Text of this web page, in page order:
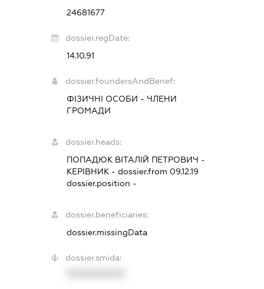
24681677
dossier.regDate:
14.10.91
dossier.foundersAndBenef:
ФІЗИЧНІ ОСОБИ - ЧЛЕНИ
ГРОМАДИ
dossier.heads:
ПОПАДЮК ВІТАЛІЙ ПЕТРОВИЧ -
КЕРІВНИК - dossier.from 09.12.19
dossier.position -
dossier.beneficiaries:
dossier.missingData
dossier.smida: